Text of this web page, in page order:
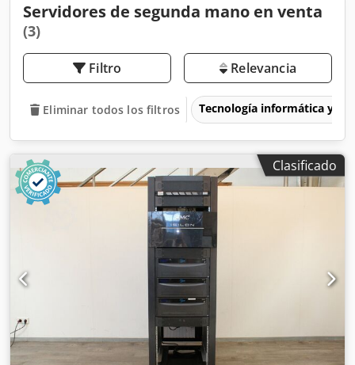
Servidores de segunda mano en venta
(3)
Filtro Relevancia
Eliminar todos los filtros Tecnología informática y
Clasificado